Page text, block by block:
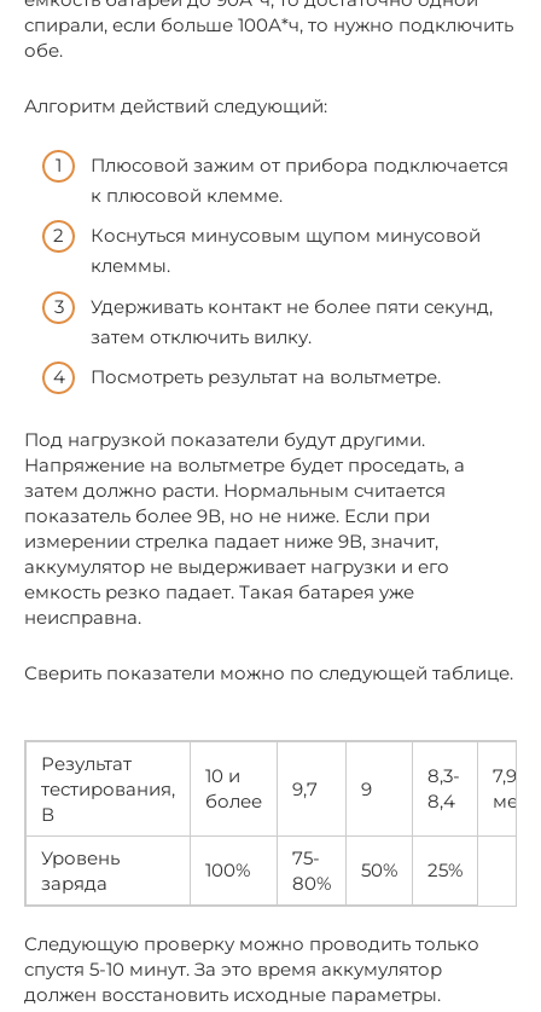
спирали, если больше 100А*ч, то нужно подключить
обе.
Алгоритм действий следующий:
Плюсовой зажим от прибора подключается
к плюсовой клемме.
Коснуться минусовым щупом минусовой
клеммы.
Удерживать контакт не более пяти секунд,
затем отключить вилку.
Посмотреть результат на вольтметре.
Под нагрузкой показатели будут другими.
Напряжение на вольтметре будет проседать, а
затем должно расти. Нормальным считается
показатель более 9В, но не ниже. Если при
измерении стрелка падает ниже 9В, значит,
аккумулятор не выдерживает нагрузки и его
емкость резко падает. Такая батарея уже
неисправна.
Сверить показатели можно по следующей таблице.
Результат
тестирования,
В
10 и
более
9,7 9
8,3-
8,4
7,9 и
Уровень
заряда
100%
75-
80%
50% 25%
Следующую проверку можно проводить только
спустя 5-10 минут. За это время аккумулятор
должен восстановить исходные параметры.